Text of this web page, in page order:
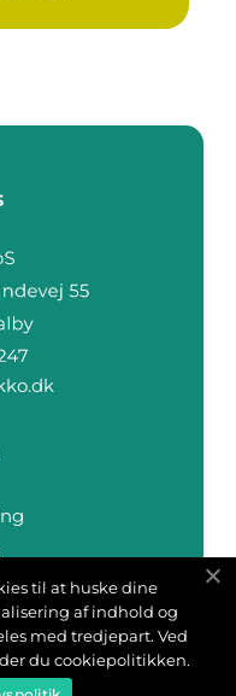
til at huske dine
af indhold og
med tredjepart. Ved
du cookiepolitikken.